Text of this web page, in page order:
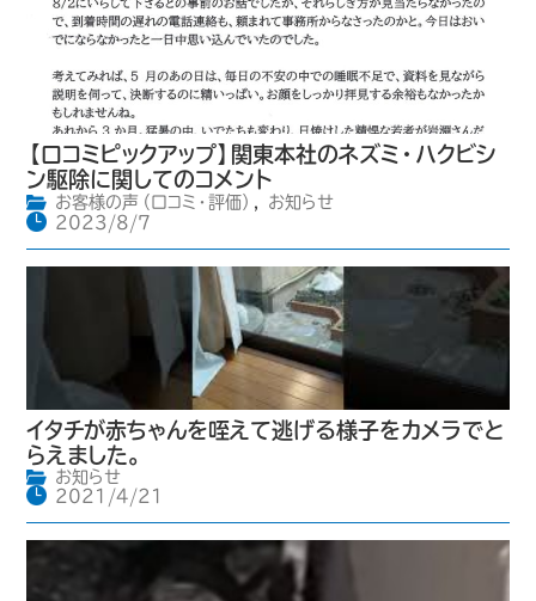
【口コミピックアップ】関東本社のネズミ・ハクビシ
ン駆除に関してのコメント
お客様の声（口コミ・評価） ,
お知らせ
2023/8/7
イタチが赤ちゃんを咥えて逃げる様子をカメラでと
らえました。
お知らせ
2021/4/21